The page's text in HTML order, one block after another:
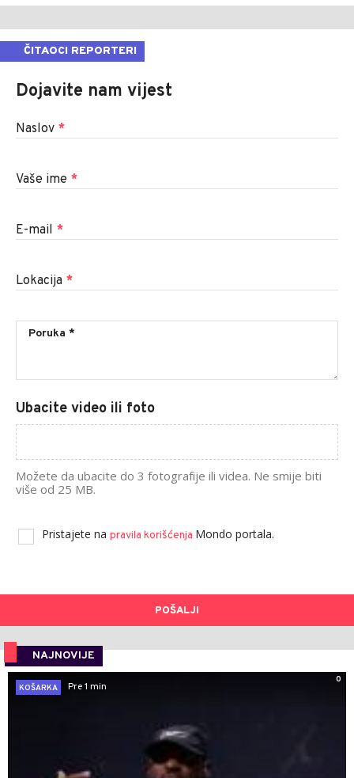
ČITAOCI REPORTERI
Dojavite nam vijest
Naslov *
Vaše ime *
E-mail *
Lokacija *
Ubacite video ili foto
Možete da ubacite do 3 fotografije ili videa. Ne smije biti
više od 25 MB.
Pristajete na pravila korišćenja Mondo portala.
POŠALJI
NAJNOVIJE
0
KOŠARKA
Pre 1 min